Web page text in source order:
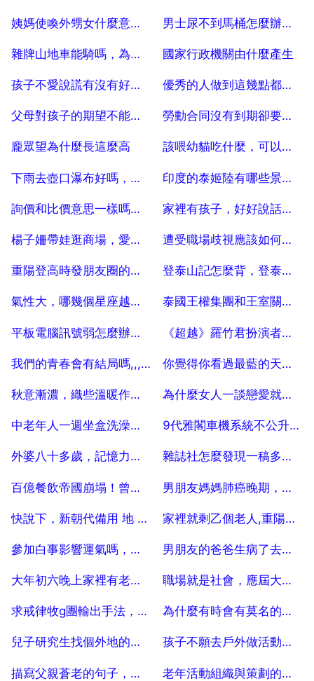
2025-07-04 2025-07-04
姨媽使喚外甥女什麼意思，喊姨是外甥還是侄女
2025-07-04
男士尿不到馬桶怎麼辦，男的坐馬桶怎麼小便
2025-07-04
雜牌山地車能騎嗎，為什麼山地車那麼流行，公路車卻很少有人騎
2025-07-04
國家行政機關由什麼產生
2025-07-04
孩子不愛說謊有沒有好處？
2025-07-04
優秀的人做到這幾點都和前任複合了，你知道都有什麼嗎？
2025-07-04
父母對孩子的期望不能太執著，什麼樣的期望是適度的，你知道嗎？
2025-07-04
勞動合同沒有到期卻要求崗位調動
2025-07-04
龐眾望為什麼長這麼高
2025-07-04
該喂幼貓吃什麼，可以給幼貓吃什麼食物
2025-07-04
下雨去壺口瀑布好嗎，壺口瀑布雨季的感受
2025-07-04
印度的泰姬陸有哪些景點？
2025-07-04
詢價和比價意思一樣嗎？詢比價是什麼意思
2025-07-04
家裡有孩子，好好說話就那麼重要嗎？
2025-07-04
楊子姍帶娃逛商場，愛女出行坐近2萬元推車，她婚後狀態好嗎？
2025-07-04
遭受職場歧視應該如何應對？
2025-07-04
重陽登高時發朋友圈的句子（熱門80句）
2025-07-04
登泰山記怎麼背，登泰山記 要不要背誦？
2025-07-04
氣性大，哪幾個星座越生氣越冷漠呢？
2025-07-04
泰國王權集團和王室關係，泰國王室成員有哪些
2025-07-04
平板電腦訊號弱怎麼辦，平板電腦wifi訊號不好是什麼原因
2025-07-04
《超越》羅竹君扮演者是誰
2025-07-04
我們的青春會有結局嗎,,,曾經的勿忘心安,最後成了無法言語的過
2025-07-04
你覺得你看過最藍的天是在哪裡？
2025-07-04
秋意漸濃，織些溫暖作陪？
2025-07-04
為什麼女人一談戀愛就愛作？
2025-07-04
中老年人一週坐盒洗澡幾次為好
2025-07-04
9代雅閣車機系統不公升級有影響嗎
2025-07-04
外婆八十多歲，記憶力很好是什麼體驗？
2025-07-04
雜誌社怎麼發現一稿多投，關於一稿多投的問題。
2025-07-04
百億餐飲帝國崩塌！曾甩開海底撈「幾條街」，譚長安到底經歷了什麼？
2025-07-04
男朋友媽媽肺癌晚期，應該結婚嗎？ 20
2025-07-04
快說下，新朝代備用 地 址是什麼 謝謝
2025-07-04
家裡就剩乙個老人,重陽節能祝福嗎？
2025-07-04
參加白事影響運氣嗎，六種人不能參加白事
2025-07-04
男朋友的爸爸生病了去看望該買什麼？
2025-07-04
大年初六晚上家裡有老人哭好嗎？
2025-07-04
職場就是社會，應屆大學生要如何快速的融入職場？
2025-07-04
求戒律牧g團輸出手法，求戒律牧PVE加血手法
2025-07-04
為什麼有時會有莫名的壓力感？？？
2025-07-04
兒子研究生找個外地的沒工作的女朋友怎麼辦
2025-07-04
孩子不願去戶外做活動，怎麼辦？
2025-07-04
描寫父親蒼老的句子，描寫父親蒼老外貌的句子段落 老年活動組織與策劃的意義